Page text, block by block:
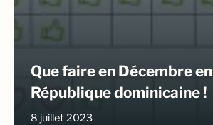
Que faire en Décembre en
République dominicaine !
8 juillet 2023